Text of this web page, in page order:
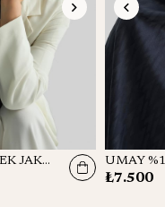
UMAY %100 İPEK JAKARLI ŞAL-SİYAH
₺7.500